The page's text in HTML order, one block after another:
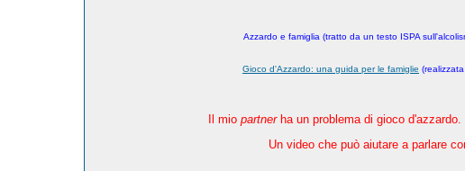
Azzardo e famiglia (tratto da un testo ISPA
Gioco d'Azzardo: una guida per le famiglie
Il mio partnerha un problema di gioco d'azzardo.
Un video che può aiutare a parlare